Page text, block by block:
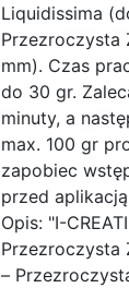
Liquidissima
Przezroczysta
mm). Czas
do 30 gr.
minuty, a
max. 100 gr
zapobiec
przed
Opis: "I-
Przezroczysta
–